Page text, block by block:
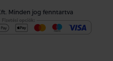
Minden jog fenntartva